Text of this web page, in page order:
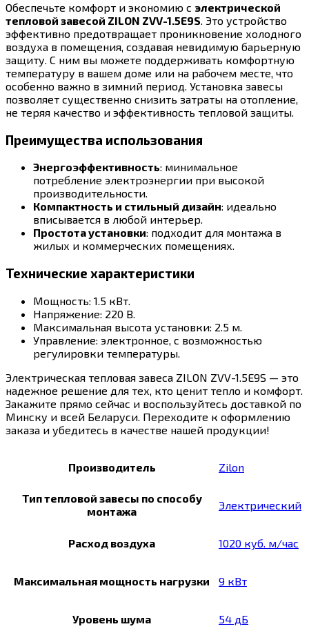
Обеспечьте комфорт и экономию с электрической
тепловой завесой ZILON ZVV-1.5E9S. Это устройство
эффективно предотвращает проникновение холодного
воздуха в помещения, создавая невидимую барьерную
защиту. С ним вы можете поддерживать комфортную
температуру в вашем доме или на рабочем месте, что
особенно важно в зимний период. Установка завесы
позволяет существенно снизить затраты на отопление,
не теряя качество и эффективность тепловой защиты.
Преимущества использования
Энергоэффективность: минимальное
потребление электроэнергии при высокой
производительности.
Компактность и стильный дизайн: идеально
вписывается в любой интерьер.
Простота установки: подходит для монтажа в
жилых и коммерческих помещениях.
Технические характеристики
Мощность: 1.5 кВт.
Напряжение: 220 В.
Максимальная высота установки: 2.5 м.
Управление: электронное, с возможностью
регулировки температуры.
Электрическая тепловая завеса ZILON ZVV-1.5E9S — это
надежное решение для тех, кто ценит тепло и комфорт.
Закажите прямо сейчас и воспользуйтесь доставкой по
Минску и всей Беларуси. Переходите к оформлению
заказа и убедитесь в качестве нашей продукции!
Производитель Zilon
Тип тепловой завесы по способу
монтажа
Электрический
Расход воздуха 1020 куб. м/час
Максимальная мощность нагрузки 9 кВт
Уровень шума 54 дБ